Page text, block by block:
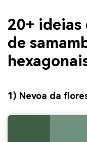
20+ ideias
de
1) Nevoa da